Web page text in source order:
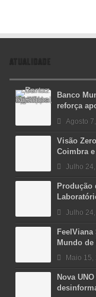
ATUALIDADE
Banco
reforça
Agosto
Visão
Coimbra
Julho
Produção
Julho
Mundo
Maio 15,
Nova